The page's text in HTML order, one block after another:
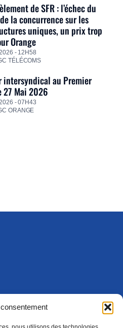
de SFR : l’échec du
la concurrence sur les
uniques, un prix trop
Orange
- 12H58
TÉLÉCOMS
intersyndical au Premier
27 Mai 2026
- 07H43
ORANGE
Paris Cedex 15